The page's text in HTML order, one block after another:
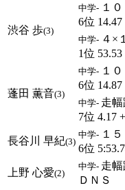
渋谷 歩(3)
中学- １
6位 14.47
中学- ４×
1位 53.53
蓬田 薫音(3)
中学- １
6位 14.87
中学- 走
7位 4.17
長谷川 早紀(3)
中学- １
6位
上野 心愛(2)
中学- 走
ＤＮＳ